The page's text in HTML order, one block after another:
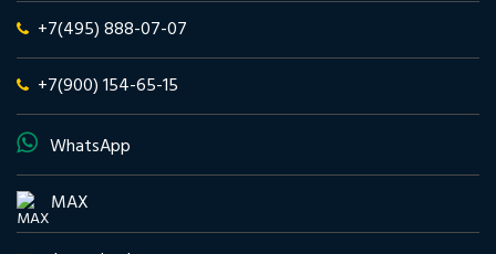
+7(495) 888-07-07
+7(900) 154-65-15
WhatsApp
MAX